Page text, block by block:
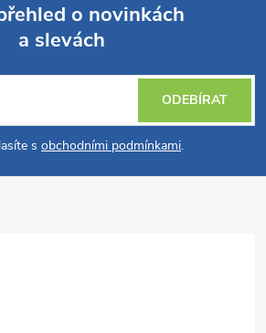
o novinkách
a slevách
s obchodními podmínkami.
ODEBÍRAT